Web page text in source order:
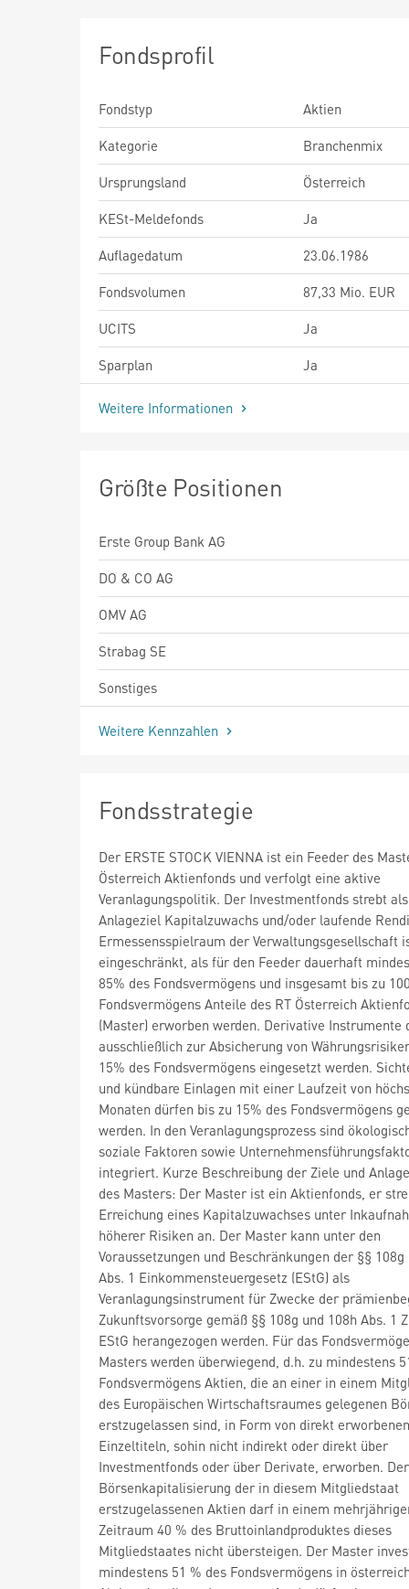
Fondsprofil
Fondstyp
Aktien
Kategorie
Branchenmix
Ursprungsland
Österreich
KESt-Meldefonds
Ja
Auflagedatum
23.06.1986
Fondsvolumen
87,33 Mio. EUR
UCITS
Ja
Sparplan
Ja
Weitere Informationen
Größte Positionen
Erste Group Bank AG
DO & CO AG
OMV AG
Strabag SE
Sonstiges
Weitere Kennzahlen
Fondsstrategie
Der ERSTE STOCK VIENNA ist ein Feeder des
Österreich Aktienfonds und verfolgt eine aktive
Veranlagungspolitik. Der Investmentfonds strebt als
Anlageziel Kapitalzuwachs und/oder laufende
Ermessensspielraum der Verwaltungsgesellschaft
eingeschränkt, als für den Feeder dauerhaft
85% des Fondsvermögens und insgesamt bis zu
Fondsvermögens Anteile des RT Österreich
(Master) erworben werden. Derivative Instrumente
ausschließlich zur Absicherung von
15% des Fondsvermögens eingesetzt werden.
und kündbare Einlagen mit einer Laufzeit von
Monaten dürfen bis zu 15% des Fondsvermögens
werden. In den Veranlagungsprozess sind
soziale Faktoren sowie
integriert. Kurze Beschreibung der Ziele und
des Masters: Der Master ist ein Aktienfonds, er
Erreichung eines Kapitalzuwachses unter
höherer Risiken an. Der Master kann unter den
Voraussetzungen und Beschränkungen der §§ 108g
Abs. 1 Einkommensteuergesetz (EStG) als
Veranlagungsinstrument für Zwecke der
Zukunftsvorsorge gemäß §§ 108g und 108h Abs. 1
EStG herangezogen werden. Für das
Masters werden überwiegend, d.h. zu mindestens
Fondsvermögens Aktien, die an einer in einem
des Europäischen Wirtschaftsraumes gelegenen
erstzugelassen sind, in Form von direkt erworbenen
Einzeltiteln, sohin nicht indirekt oder direkt über
Investmentfonds oder über Derivate, erworben.
Börsenkapitalisierung der in diesem Mitgliedstaat
erstzugelassenen Aktien darf in einem
Zeitraum 40 % des Bruttoinlandproduktes dieses
Mitgliedstaates nicht übersteigen. Der Master
mindestens 51 % des Fondsvermögens in